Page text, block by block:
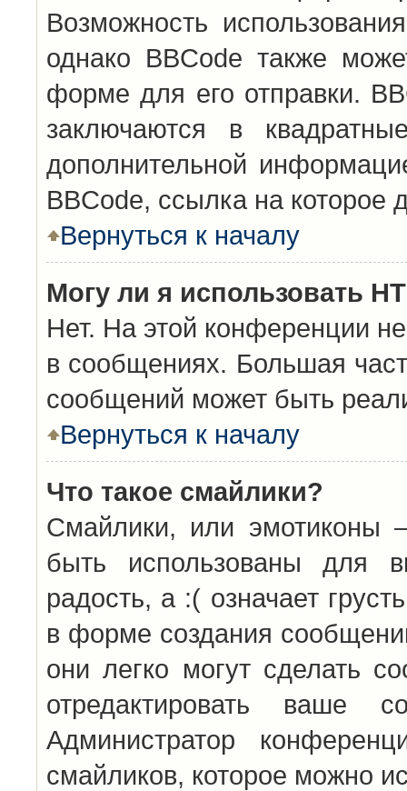
Возможность
однако BBCode также
форме для его отправки.
заключаются в
дополнительной
BBCode, ссылка на
Вернуться к началу
Могу ли я использовать
Нет. На этой конференции
в сообщениях. Большая
сообщений может быть
Вернуться к началу
Что такое смайлики?
Смайлики, или эмотиконы
быть использованы для
радость, а :( означает
в форме создания
они легко могут сделать
отредактировать ваше
Администратор
смайликов, которое можно